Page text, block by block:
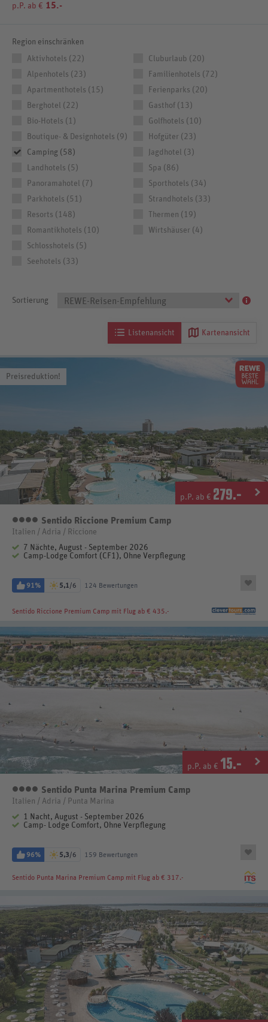
p.P. ab € 15.-
Region einschränken
Aktivhotels (22)
Alpenhotels (23)
Apartmenthotels (15)
Berghotel (22)
Bio-Hotels (1)
Boutique- & Designhotels (9)
Camping (58)
Cluburlaub (20)
Familienhotels (72)
Ferienparks (20)
Gasthof (13)
Golfhotels (10)
Hofgüter (23)
Jagdhotel (3)
Landhotels (5)
Panoramahotel (7)
Parkhotels (51)
Resorts (148)
Romantikhotels (10)
Schlosshotels (5)
Seehotels (33)
Spa (86)
Sporthotels (34)
Strandhotels (33)
Thermen (19)
Wirtshäuser (4)
Sortierung REWE-Reisen-Empfehlung
Listenansicht Kartenansicht
Preisreduktion!
p.P. ab € 279.-
4 Sterne
Sentido Riccione Premium Camp
Italien / Adria / Riccione
7 Nächte, August - September 2026
Camp-Lodge Comfort (CF1), Ohne Verpflegung
91% 5,1/6 124 Bewertungen
Sentido Riccione Premium Camp mit Flug ab € 435.-
p.P. ab € 15.-
4 Sterne
Sentido Punta Marina Premium Camp
Italien / Adria / Punta Marina
1 Nacht, August - September 2026
Camp- Lodge Comfort, Ohne Verpflegung
96% 5,3/6 159 Bewertungen
Sentido Punta Marina Premium Camp mit Flug ab € 317.-